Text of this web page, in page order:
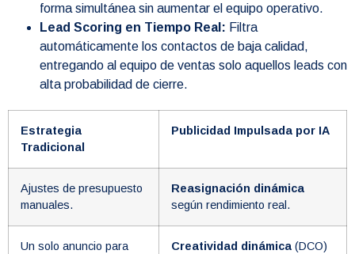
forma simultánea sin aumentar el equipo operativo.
Lead Scoring en Tiempo Real: Filtra
automáticamente los contactos de baja calidad,
entregando al equipo de ventas solo aquellos leads con
alta probabilidad de cierre.
Estrategia
Tradicional
Publicidad Impulsada por IA
Ajustes de presupuesto
manuales.
Reasignación dinámica
según rendimiento real.
Un solo anuncio para
Creatividad dinámica (DCO)